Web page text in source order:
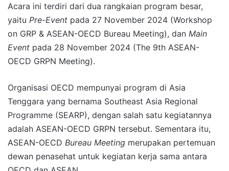
Acara ini terdiri dari dua rangkaian program besar,
yaitu Pre-Event pada 27 November 2024 (Workshop
on GRP & ASEAN-OECD Bureau Meeting), dan Main
Event pada 28 November 2024 (The 9th ASEAN-
OECD GRPN Meeting).
Organisasi OECD mempunyai program di Asia
Tenggara yang bernama Southeast Asia Regional
Programme (SEARP), dengan salah satu kegiatannya
adalah ASEAN-OECD GRPN tersebut. Sementara itu,
ASEAN-OECD Bureau Meeting merupakan pertemuan
dewan penasehat untuk kegiatan kerja sama antara